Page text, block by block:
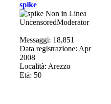
spike
UncensoredModerator
Messaggi: 18,851
Data registrazione: Apr
2008
Località: Arezzo
Età: 50